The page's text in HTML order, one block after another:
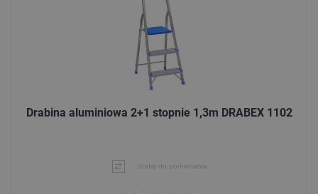
Drabina aluminiowa 2+1 stopnie 1,3m DRABEX 1102
dodaj do porównania